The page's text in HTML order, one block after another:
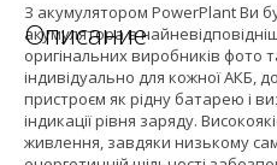
Описание
З акумулятором PowerPlant Ви
акумулятора в
оригінальних виробників фото
індивідуально для кожної АКБ,
пристроєм як рідну батарею і
індикації рівня заряду.
живлення, завдяки низькому